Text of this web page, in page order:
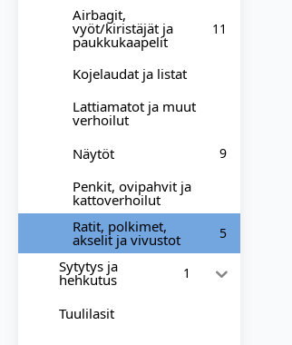
Airbagit,
vyöt/kiristäjät ja
paukkukaapelit
11
Kojelaudat ja listat
Lattiamatot ja muut
verhoilut
Näytöt
9
Penkit, ovipahvit ja
kattoverhoilut
Ratit, polkimet,
akselit ja vivustot 5
Sytytys ja
hehkutus 1
Tuulilasit